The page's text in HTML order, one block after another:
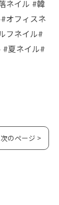
ネイル #韓
オフィスネ
フネイル#
#夏ネイル#
次のページ >